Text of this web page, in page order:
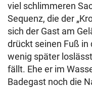
viel schlimmeren
Sequenz, die der
sich der Gast am
drückt seinen Fuß in
wenig später
fällt. Ehe er im
Badegast noch die